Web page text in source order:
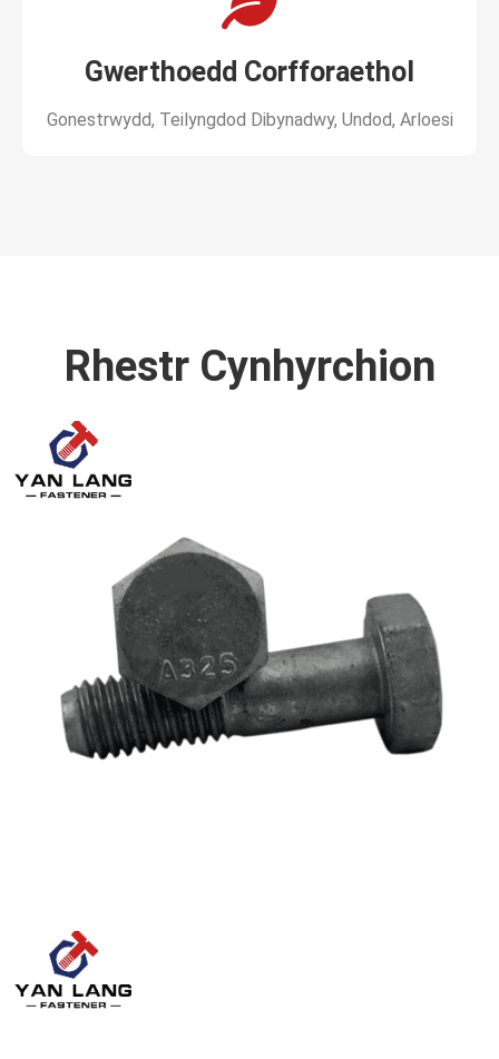
Gwerthoedd Corfforaethol
Gonestrwydd, Teilyngdod Dibynadwy, Undod, Arloesi
Rhestr Cynhyrchion